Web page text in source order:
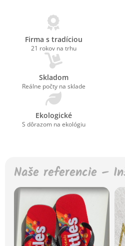
Firma s tradíciou
21 rokov na trhu
Skladom
Reálne počty na sklade
Ekologické
S dôrazom na ekológiu
Naše referencie –